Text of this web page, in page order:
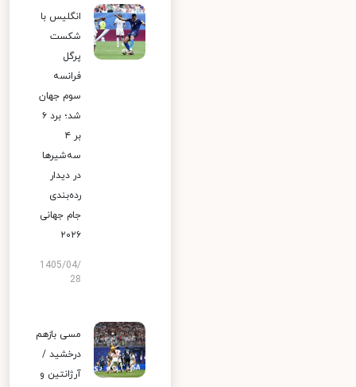
انگلیس با
شکست
پرگل
فرانسه
سوم جهان
شد؛ برد ۶
بر ۴
سه‌شیرها
در دیدار
رده‌بندی
جام جهانی
۲۰۲۶
1405/04/
28
مسی بازهم
درخشید /
آرژانتین و